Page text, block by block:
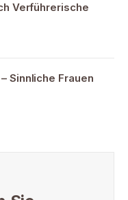
Verführerische
Sinnliche Frauen